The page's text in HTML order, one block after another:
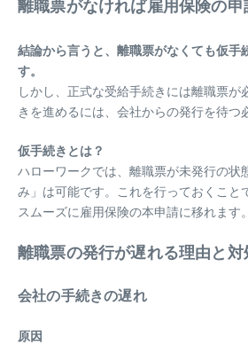
離職票がなければ雇用保険の申
結論から言うと、離職票がなくても仮手
す。
しかし、正式な受給手続きには離職票が
きを進めるには、会社からの発行を待つ
仮手続きとは？
ハローワークでは、離職票が未発行の状
み」は可能です。これを行っておくこと
スムーズに雇用保険の本申請に移れます。
離職票の発行が遅れる理由と対
会社の手続きの遅れ
原因